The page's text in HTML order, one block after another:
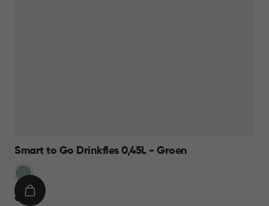
Smart to Go Drinkfles 0,45L - Groen
Groen
€
€ 8,95
IN